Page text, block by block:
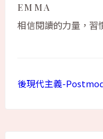
EMMA
相信閱讀的力量，習
後現代主義-